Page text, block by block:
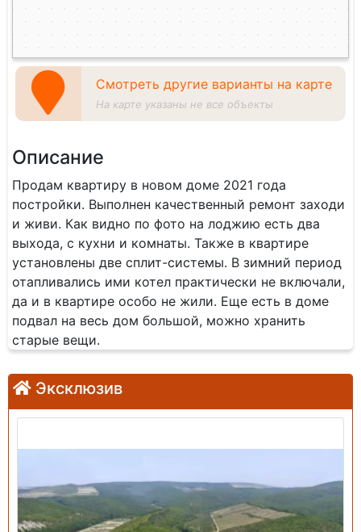
Смотреть другие варианты на карте
На карте указаны не все объекты
Описание
Продам квартиру в новом доме 2021 года
постройки. Выполнен качественный ремонт заходи
и живи. Как видно по фото на лоджию есть два
выхода, с кухни и комнаты. Также в квартире
установлены две сплит-системы. В зимний период
отапливались ими котел практически не включали,
да и в квартире особо не жили. Еще есть в доме
подвал на весь дом большой, можно хранить
старые вещи.
Эксклюзив